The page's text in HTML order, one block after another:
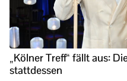
„Kölner Treff“ fällt aus:
stattdessen